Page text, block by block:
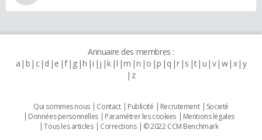
Annuaire des membres :
a b c d e f g h i j k l m n o p q r s t u v w x y
z
Qui sommes nous Contact Publicité Recrutement
Societé
Données personnelles
Paramétrer les cookies
Mentions légales
Tous les articles
Corrections © 2022 CCM Benchmark